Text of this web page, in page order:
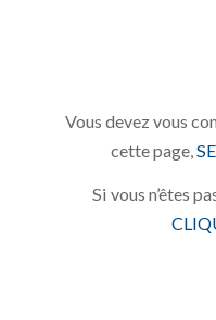
Vous devez vous
cette page,
Si vous n’êtes